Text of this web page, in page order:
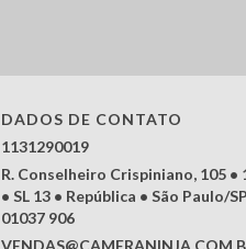
DADOS DE CONTATO
1131290019
R. Conselheiro Crispiniano, 105 •
• SL 13 • República • São Paulo/
01037 906